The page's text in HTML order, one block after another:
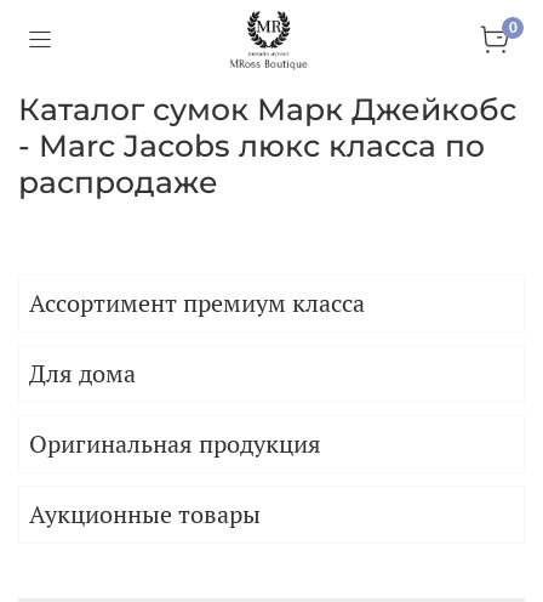
0
Каталог сумок Марк Джейкобс
- Marc Jacobs люкс класса по
распродаже
Ассортимент премиум класса
Для дома
Оригинальная продукция
Аукционные товары